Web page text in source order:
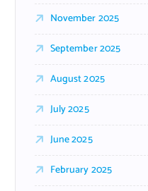
November 2025
September 2025
August 2025
July 2025
June 2025
February 2025